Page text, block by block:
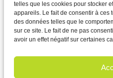
telles que les cookies pour stocker
appareils. Le fait de consentir à ces
des données telles que le
sur ce site. Le fait de ne pas
avoir un effet négatif sur certaines
02
Juin'26
Ville de
COMMUNIQUÉ A
réseaux Orange
...